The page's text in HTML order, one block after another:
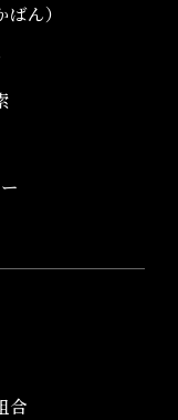
ん）
合​